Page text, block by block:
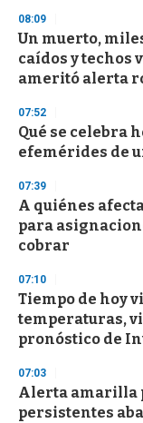
d
s
o
f
3
s
e
c
o
d
s
08:09
Un muerto,
caídos y techos
ameritó alerta
07:52
Qué se celebra
efemérides de
07:39
A quiénes
para
cobrar
07:10
Tiempo de hoy
temperaturas,
pronóstico de
07:03
Alerta amarilla
persistentes